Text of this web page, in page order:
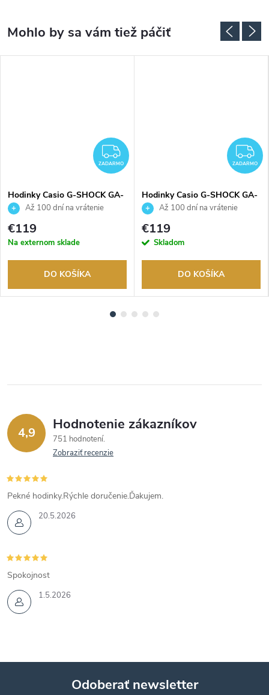
ZADARMO
ZADARMO
Hodinky Casio G-SHOCK GA-
010-5AER
Až 100 dní na vrátenie
tovaru. Autorizovaný predajca.
€119
Na externom sklade
DO KOŠÍKA
ZADARMO
Hodinky Casio G-SHOCK GA-
700BCE-1AER
Až 100 dní na vrátenie
tovaru. Autorizovaný predajca.
€119
Skladom
DO KOŠÍKA
4,9 Hodnotenie zákazníkov
751 hodnotení
Zobraziť recenzie
20.5.2026
Pekné hodinky.Rýchle doručenie.Ďakujem.
1.5.2026
Spokojnost
Odoberať newsletter